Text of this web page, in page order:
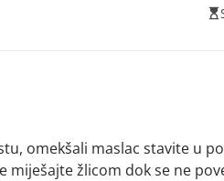
omekšali maslac stavite u
miješajte žlicom dok se ne